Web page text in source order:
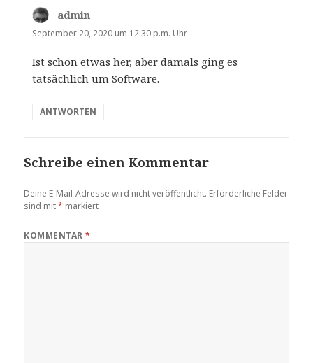
admin
September 20, 2020 um 12:30 p.m. Uhr
Ist schon etwas her, aber damals ging es
tatsächlich um Software.
ANTWORTEN
Schreibe einen Kommentar
Deine E-Mail-Adresse wird nicht veröffentlicht. Erforderliche Felder
sind mit* markiert
KOMMENTAR*